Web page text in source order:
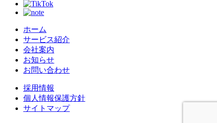
ホーム
サービス紹介
会社案内
お知らせ
お問い合わせ
採用情報
個人情報保護方針
サイトマップ